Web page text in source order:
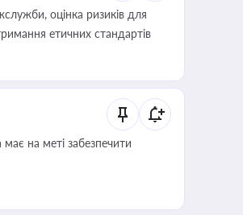
оцінка ризиків для
етичних стандартів
на меті забезпечити